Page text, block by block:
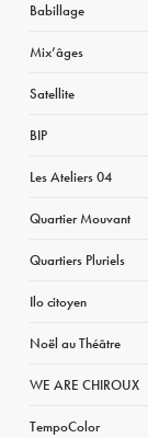
Babillage
Mix’âges
Satellite
BIP
Les Ateliers 04
Quartier Mouvant
Quartiers Pluriels
Ilo citoyen
Noël au Théâtre
WE ARE CHIROUX
TempoColor